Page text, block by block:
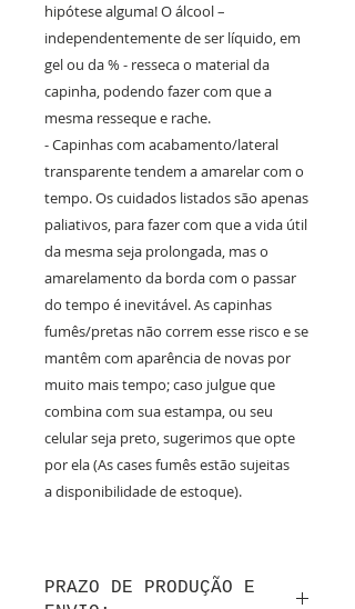
hipótese alguma! O álcool –
independentemente de ser líquido, em
gel ou da % - resseca o material da
capinha, podendo fazer com que a
mesma resseque e rache.
- Capinhas com acabamento/lateral
transparente tendem a amarelar com o
tempo. Os cuidados listados são apenas
paliativos, para fazer com que a vida útil
da mesma seja prolongada, mas o
amarelamento da borda com o passar
do tempo é inevitável. As capinhas
fumês/pretas não correm esse risco e se
mantêm com aparência de novas por
muito mais tempo; caso julgue que
combina com sua estampa, ou seu
celular seja preto, sugerimos que opte
por ela (As cases fumês estão sujeitas
a disponibilidade de estoque).
PRAZO DE PRODUÇÃO E